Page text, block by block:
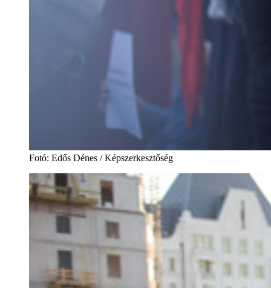
Fotó: Edős Dénes / Képszerkesztőség